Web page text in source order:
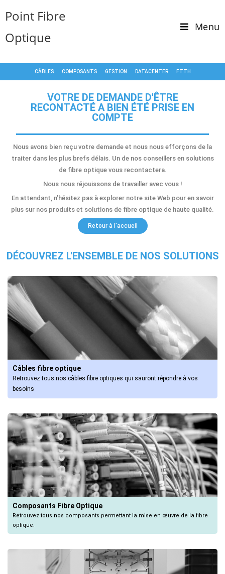
Point Fibre
Optique
Menu
CÂBLES COMPOSANTS GESTION DATACENTER FTTH
VOTRE DE DEMANDE D'ÊTRE
RECONTACTÉ A BIEN ÉTÉ PRISE EN
COMPTE
Nous avons bien reçu votre demande et nous nous efforçons de la
traiter dans les plus brefs délais. Un de nos conseillers en solutions
de fibre optique vous recontactera.
Nous nous réjouissons de travailler avec vous !
En attendant, n’hésitez pas à explorer notre site Web pour en savoir
plus sur nos produits et solutions de fibre optique de haute qualité.
Retour à l'accueil
DÉCOUVREZ L'ENSEMBLE DE NOS SOLUTIONS
Câbles fibre optique
Retrouvez tous nos câbles fibre optiques qui sauront répondre à vos
besoins
Composants Fibre Optique
Retrouvez tous nos composants permettant la mise en œuvre de la fibre
optique.